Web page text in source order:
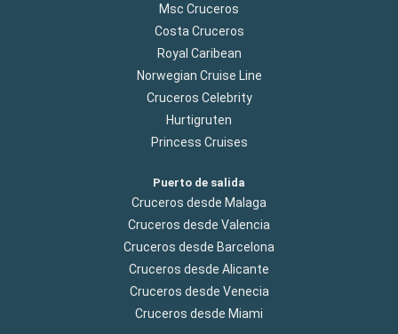
Msc Cruceros
Costa Cruceros
Royal Caribean
Norwegian Cruise Line
Cruceros Celebrity
Hurtigruten
Princess Cruises
Puerto de salida
Cruceros desde Malaga
Cruceros desde Valencia
Cruceros desde Barcelona
Cruceros desde Alicante
Cruceros desde Venecia
Cruceros desde Miami